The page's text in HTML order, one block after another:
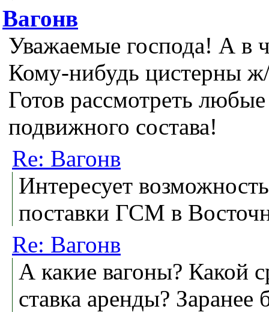
Вагонв
Уважаемые господа! А в
Кому-нибудь цистерны
Готов рассмотреть
подвижного состава!
Re: Вагонв
Интересует
поставки ГСМ в
Re: Вагонв
А какие вагоны? Какой
ставка аренды? Заранее